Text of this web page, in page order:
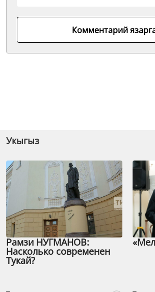
Комментарий
Укыгыз
Рамзи НУГМАНОВ:
Насколько современен
Тукай?